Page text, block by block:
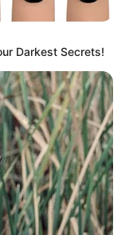
Darkest Secrets!